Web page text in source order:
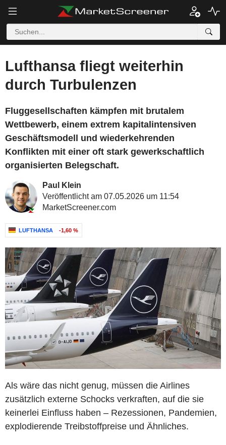
Lufthansa fliegt weiterhin
durch Turbulenzen
Fluggesellschaften kämpfen mit brutalem
Wettbewerb, einem extrem kapitalintensiven
Geschäftsmodell und wiederkehrenden
Konflikten mit einer oft stark gewerkschaftlich
organisierten Belegschaft.
Paul Klein
Veröffentlicht am 07.05.2026 um 11:54
MarketScreener.com
LUFTHANSA -1,60 %
Als wäre das nicht genug, müssen die Airlines
zusätzlich externe Schocks verkraften, auf die sie
keinerlei Einfluss haben – Rezessionen, Pandemien,
explodierende Treibstoffpreise und Ähnliches.